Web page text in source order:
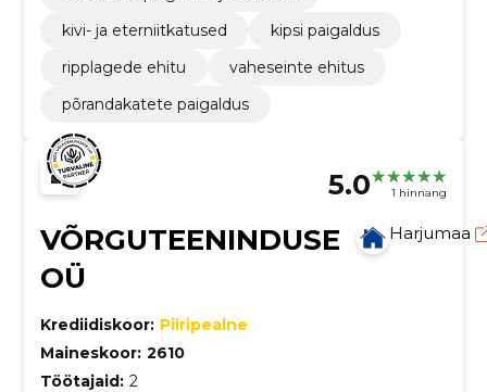
kivi- ja eterniitkatused
kipsi paigaldus
ripplagede ehitu
vaheseinte ehitus
põrandakatete paigaldus
5.0 1 hinnang
VÕRGUTEENINDUSE
OÜ
Harjumaa
Krediidiskoor: Piiripealne
Maineskoor: 2610
Töötajaid: 2